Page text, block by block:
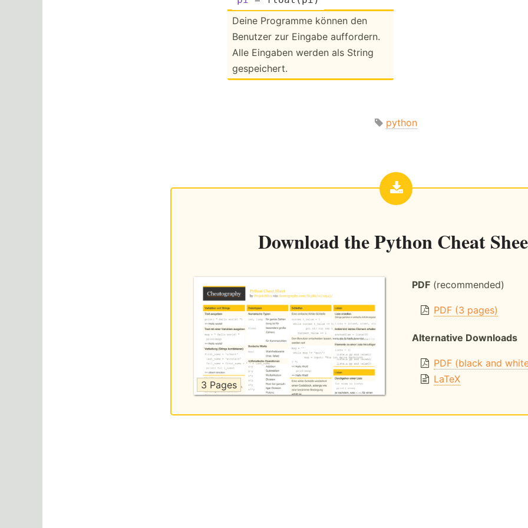
Deine Programme können den
Benutzer zur Eingabe auffor­dern.
Alle Eingaben werden als String
gespei­chert.
python
Download thePython Cheat
3 Pages
PDF(recommended)
PDF (3 pages)
Alternative Downloads
PDF (black and
LaTeX